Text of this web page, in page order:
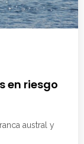
en riesgo
austral y